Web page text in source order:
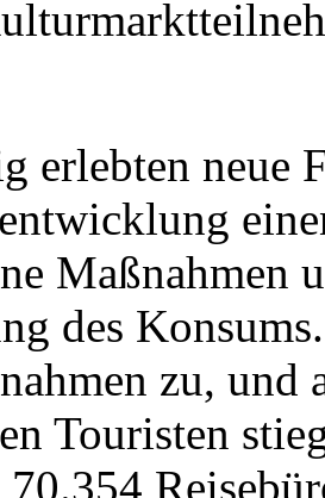
erlebten neue
Maßnahmen
des
zu,
Touristen